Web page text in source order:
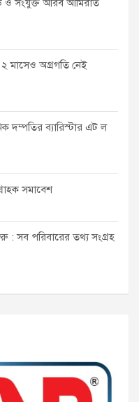
ও সংযুক্ত আরব আমিরাত
: ২ মাসেও অগ্রগতি নেই
দম্পতির ব্যারিস্টার এট ল
সমাবেশ
: সব পরিবারের তথ্য সংগ্রহ